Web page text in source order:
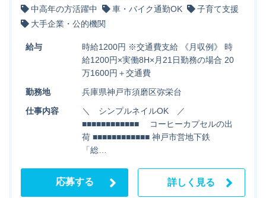
中高年の方活躍中
車・バイク通勤OK
子育て支援
大手企業・公的機関
給与
時給1200円 ※交通費支給 《月収例》 時
給1200円×実働8H×月21日勤務の場合 20
万1600円＋交通費
勤務地
兵庫県神戸市須磨区弥栄台
仕事内容
＼ シンプルネイルOK ／
■■■■■■■■■■■■ コーヒーカプセルの出
荷 ■■■■■■■■■■■■ 神戸市営地下鉄
「総…
応募する 詳しく見る